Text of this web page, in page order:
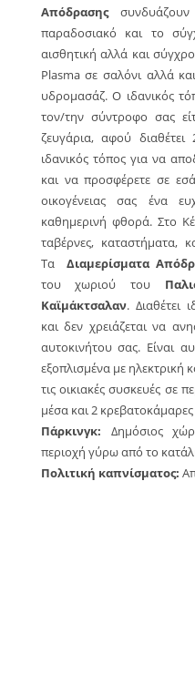
Απόδρασηςσυνδυάζουν
παραδοσιακό και το
αισθητική αλλά και
Plasma σε σαλόνι αλλά
υδρομασάζ. Ο ιδανικός
τον/την σύντροφο σας
ζευγάρια, αφού
ιδανικός τόπος για να
και να προσφέρετε σε
οικογένειας σας ένα
καθημερινή φθορά. Στο
ταβέρνες, καταστήματα,
Τα Διαμερίσματα
του χωριού του
Καϊμάκτσαλαν. Διαθέτει
και δεν χρειάζεται να
αυτοκινήτου σας. Είναι
εξοπλισμένα με ηλεκτρική
τις οικιακές συσκευές σε
μέσα και 2
Πάρκινγκ: Δημόσιος
περιοχή γύρω από το
Πολιτική καπνίσματος: